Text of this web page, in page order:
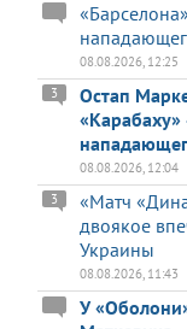
08.08.2026, 12:25
Остап
«Карабаху»
3
08.08.2026, 12:04
«Матч
двоякое
Украины
3
08.08.2026, 11:43
У